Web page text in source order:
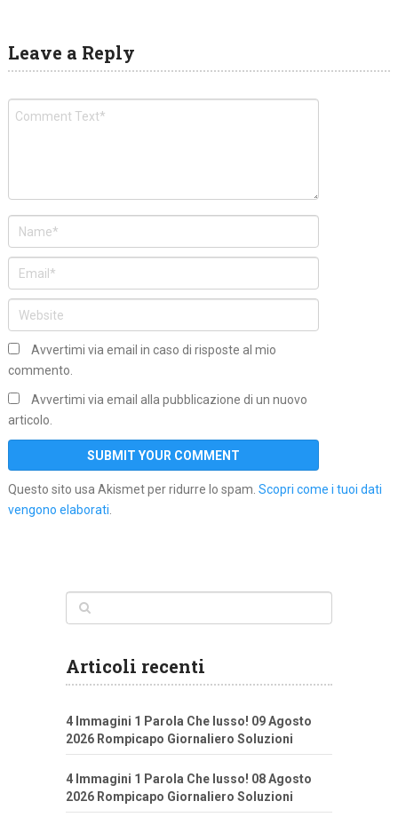
Leave a Reply
Avvertimi via email in caso di risposte al mio
commento.
Avvertimi via email alla pubblicazione di un nuovo
articolo.
Questo sito usa Akismet per ridurre lo spam. Scopri come i tuoi dati
vengono elaborati.
Articoli recenti
4 Immagini 1 Parola Che lusso! 09 Agosto
2026 Rompicapo Giornaliero Soluzioni
4 Immagini 1 Parola Che lusso! 08 Agosto
2026 Rompicapo Giornaliero Soluzioni